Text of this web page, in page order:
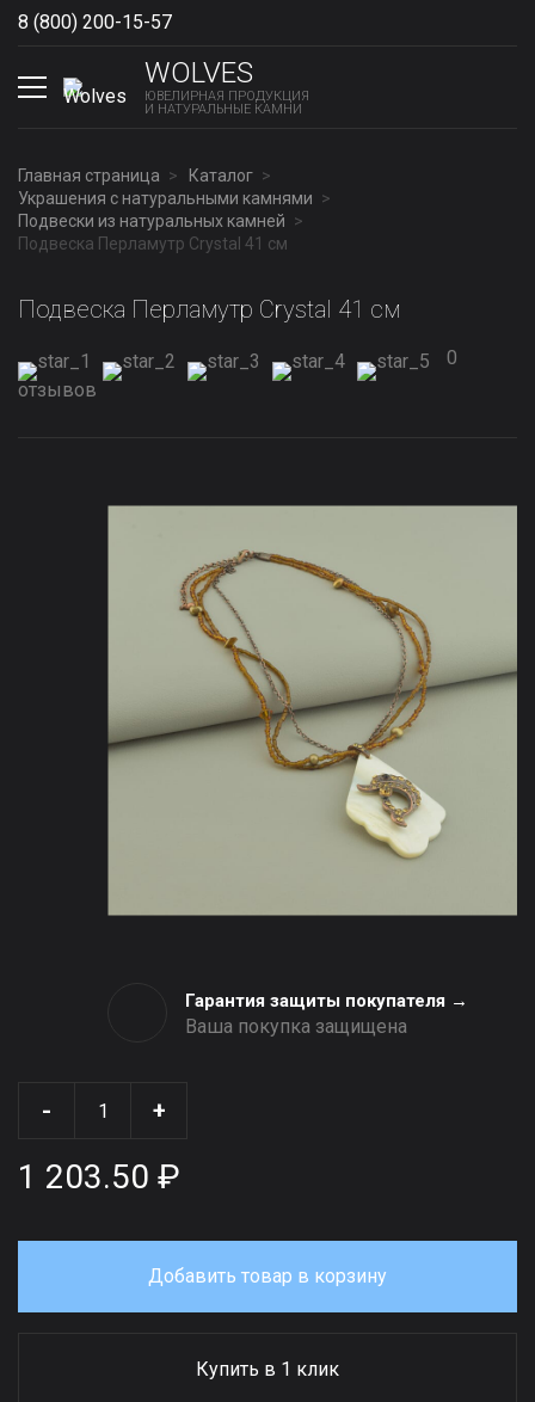
8 (800) 200-15-57
WOLVES
ЮВЕЛИРНАЯ ПРОДУКЦИЯ
И НАТУРАЛЬНЫЕ КАМНИ
Главная страница
Каталог
Украшения с натуральными камнями
Подвески из натуральных камней
Подвеска Перламутр Сrystal 41 см
Подвеска Перламутр Сrystal 41 см
0
отзывов
Гарантия защиты покупателя →
Ваша покупка защищена
- +
1 203.50 ₽
Добавить товар в корзину
Купить в 1 клик